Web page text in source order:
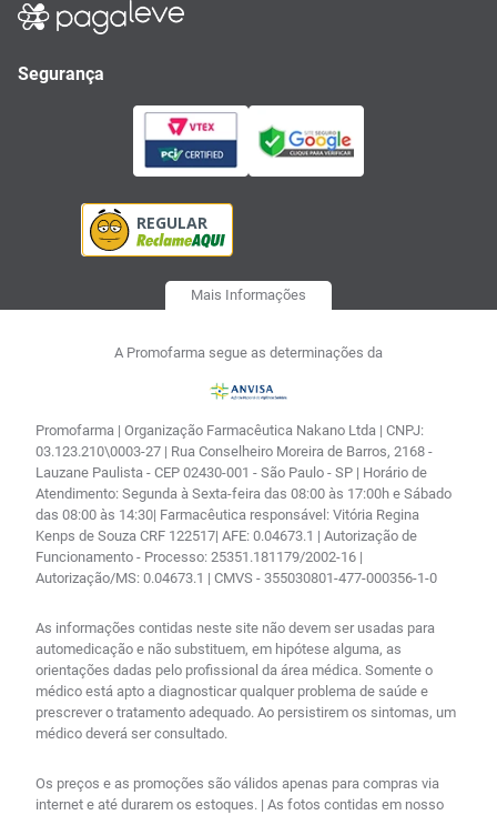
Segurança
Mais Informações
A Promofarma segue as determinações da
Promofarma | Organização Farmacêutica Nakano Ltda | CNPJ:
03.123.210\0003-27 | Rua Conselheiro Moreira de Barros, 2168 -
Lauzane Paulista - CEP 02430-001 - São Paulo - SP | Horário de
Atendimento: Segunda à Sexta-feira das 08:00 às 17:00h e Sábado
das 08:00 às 14:30| Farmacêutica responsável: Vitória Regina
Kenps de Souza CRF 122517| AFE: 0.04673.1 | Autorização de
Funcionamento - Processo: 25351.181179/2002-16 |
Autorização/MS: 0.04673.1 | CMVS - 355030801-477-000356-1-0
As informações contidas neste site não devem ser usadas para
automedicação e não substituem, em hipótese alguma, as
orientações dadas pelo profissional da área médica. Somente o
médico está apto a diagnosticar qualquer problema de saúde e
prescrever o tratamento adequado. Ao persistirem os sintomas, um
médico deverá ser consultado.
Os preços e as promoções são válidos apenas para compras via
internet e até durarem os estoques. | As fotos contidas em nosso